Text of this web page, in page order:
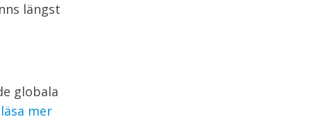
längst
globala
mer